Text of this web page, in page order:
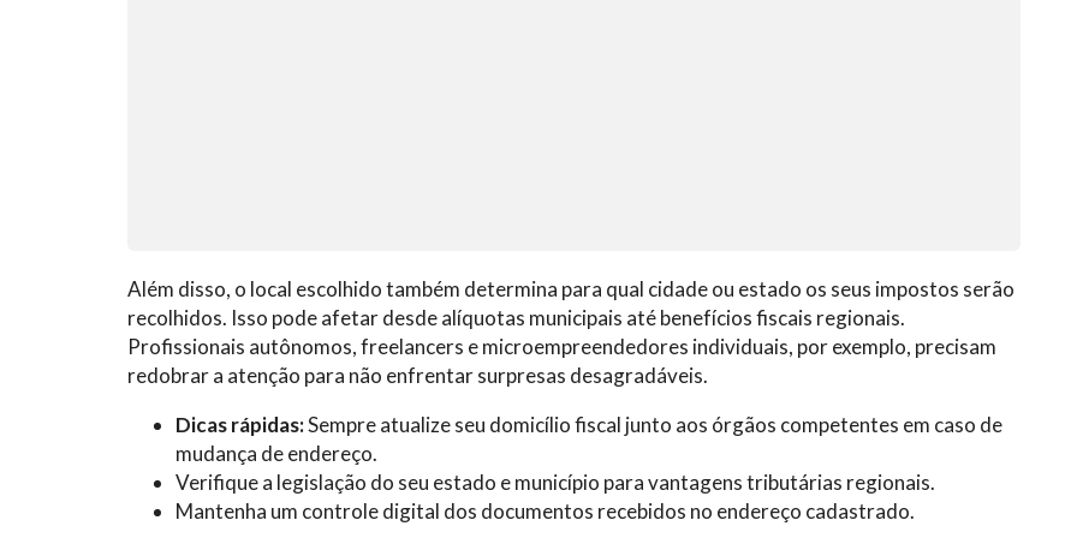
Além disso, o local escolhido também determina para qual cidade ou estado os seus impostos serão
recolhidos. Isso pode afetar desde alíquotas municipais até benefícios fiscais regionais.
Profissionais autônomos, freelancers e microempreendedores individuais, por exemplo, precisam
redobrar a atenção para não enfrentar surpresas desagradáveis.
Dicas rápidas:Sempre atualize seu domicílio fiscal junto aos órgãos competentes em caso de
mudança de endereço.
Verifique a legislação do seu estado e município para vantagens tributárias regionais.
Mantenha um controle digital dos documentos recebidos no endereço cadastrado.